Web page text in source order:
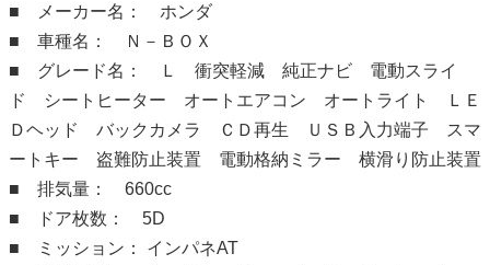
■ メーカー名： ホンダ
■ 車種名： Ｎ－ＢＯＸ
■ グレード名： Ｌ 衝突軽減 純正ナビ 電動スライ
ド シートヒーター オートエアコン オートライト ＬＥ
Ｄヘッド バックカメラ ＣＤ再生 ＵＳＢ入力端子 スマ
ートキー 盗難防止装置 電動格納ミラー 横滑り防止装置
■ 排気量： 660cc
■ ドア枚数： 5D
■ ミッション： インパネAT